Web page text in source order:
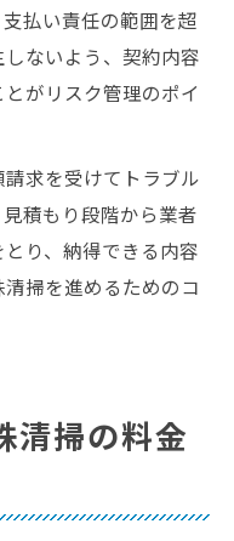
払い責任の範囲を超
ないよう、契約内容
がリスク管理のポイ
求を受けてトラブル
積もり段階から業者
り、納得できる内容
掃を進めるためのコ
清掃の料金